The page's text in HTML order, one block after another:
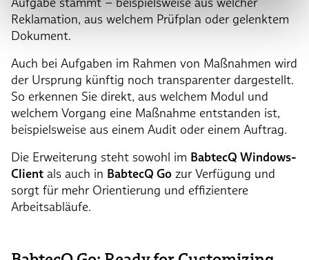
Reklamation, aus welchem Prüfplan oder gelenktem
Dokument.
Auch bei Aufgaben im Rahmen von Maßnahmen wird
der Ursprung künftig noch transparenter dargestellt.
So erkennen Sie direkt, aus welchem Modul und
welchem Vorgang eine Maßnahme entstanden ist,
beispielsweise aus einem Audit oder einem Auftrag.
Die Erweiterung steht sowohl im BabtecQ Windows-
Client als auch in BabtecQ Go zur Verfügung und
sorgt für mehr Orientierung und effizientere
Arbeitsabläufe.